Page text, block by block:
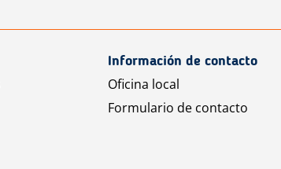
Información de contacto
Oficina local
Formulario de contacto